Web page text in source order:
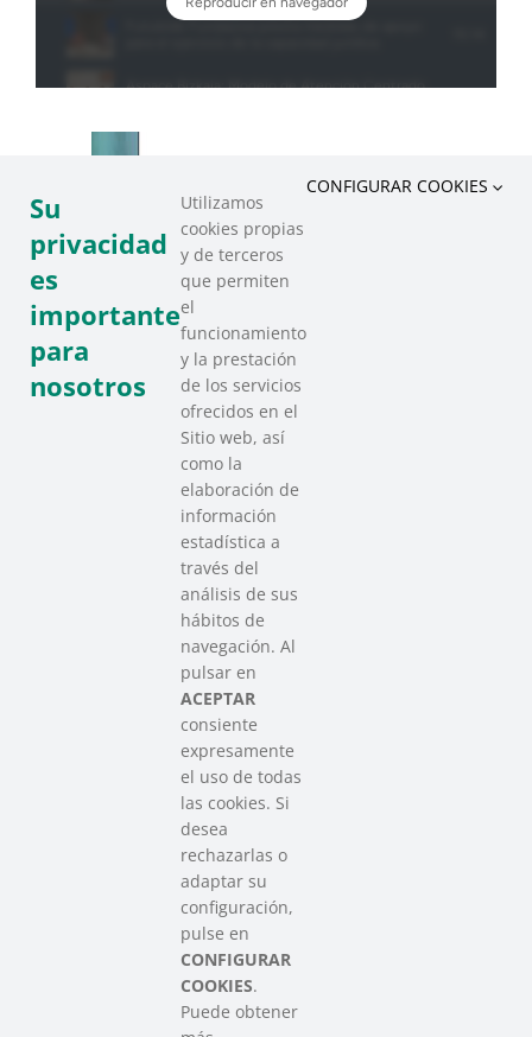
SAREEN SAREA
Asociación que agrupa a las redes
del Tercer Sector Social en Euskadi
Contacto
info@sareensarea.eu
Iparraguirre, 9 lonja – 48009 Bilbao
946 569 230
Colabora
Su
privacidad
es
importante
para
nosotros
Utilizamos
cookies propias
y de terceros
que permiten
el
funcionamiento
y la prestación
de los servicios
ofrecidos en el
Sitio web, así
como la
elaboración de
información
estadística a
través del
análisis de sus
hábitos de
navegación. Al
pulsar en
ACEPTAR
consiente
expresamente
el uso de todas
las cookies. Si
desea
rechazarlas o
adaptar su
configuración,
pulse en
CONFIGURAR
COOKIES.
Puede obtener
CONFIGURAR COOKIES